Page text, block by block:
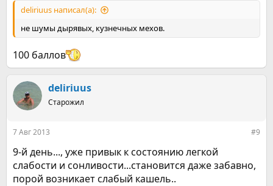
deliriuus написал(а):
не шумы дырявых, кузнечных мехов.
100 баллов
deliriuus
Старожил
7 Авг 2013 #9
9-й день..., уже привык к состоянию легкой
слабости и сонливости...становится даже забавно,
порой возникает слабый кашель..